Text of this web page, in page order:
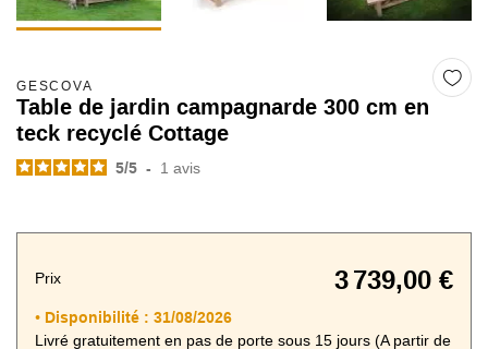
GESCOVA
Table de jardin campagnarde 300 cm en
teck recyclé Cottage
5/5 - 1 avis
Prix 3 739,00 €
• Disponibilité : 31/08/2026
Livré gratuitement en pas de porte sous 15 jours (A partir de